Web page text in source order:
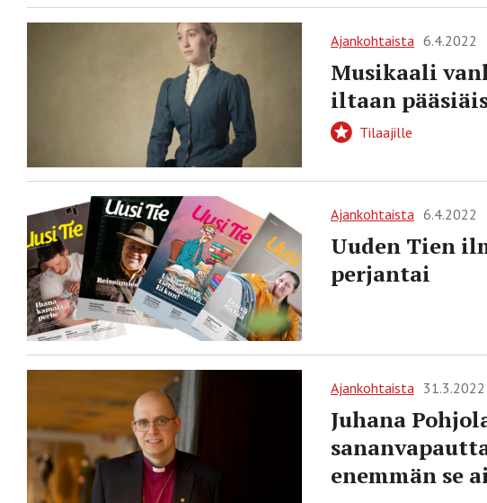
Ajankohtaista 6.4.2022
Musikaali
iltaan
Tilaajille
Ajankohtaista 6.4.2022
Uuden Tien
perjantai
Ajankohtaista 31.3.2022
Juhana
enemmän se